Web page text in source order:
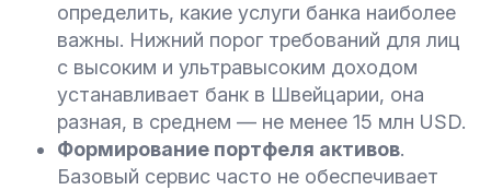
определить, какие услуги банка наиболее
важны. Нижний порог требований для лиц
с высоким и ультравысоким доходом
устанавливает банк в Швейцарии, она
разная, в среднем — не менее 15 млн USD.
Формирование портфеля активов.
Базовый сервис часто не обеспечивает